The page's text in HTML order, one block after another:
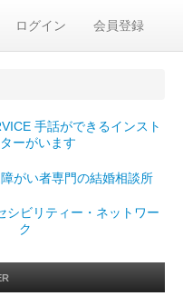
ログイン 会員登録